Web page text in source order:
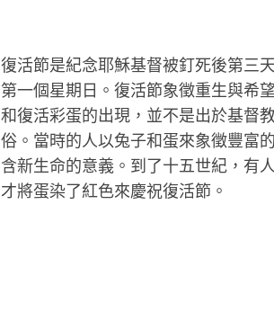
復活節是紀念耶穌基督被釘死後第三
第一個星期日。復活節象徵重生與希
和復活彩蛋的出現，並不是出於基督
俗。當時的人以兔子和蛋來象徵豐富
含新生命的意義。到了十五世紀，有
才將蛋染了紅色來慶祝復活節。